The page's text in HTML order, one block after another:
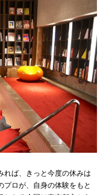
ば、きっと今度の休みは
プロが、自身の体験をもと